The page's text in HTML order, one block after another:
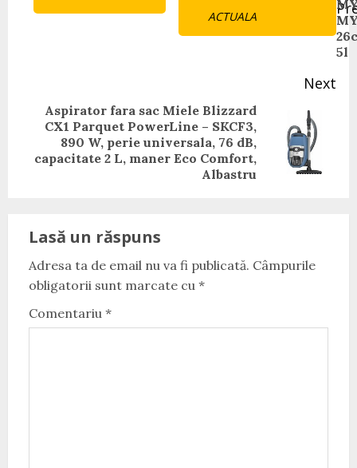
ACTUALA
Reading
5l
Next
Next
post:
Aspirator fara sac Miele Blizzard
CX1 Parquet PowerLine – SKCF3,
890 W, perie universala, 76 dB,
capacitate 2 L, maner Eco Comfort,
Albastru
Lasă un răspuns
Adresa ta de email nu va fi publicată. Câmpurile
obligatorii sunt marcate cu *
Comentariu *